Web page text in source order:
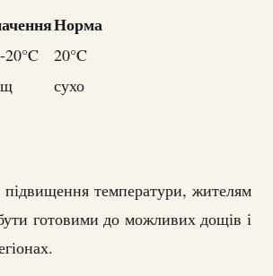
Норма
20°C
20°C
сухо
температури, жителям
готовими до можливих дощів і